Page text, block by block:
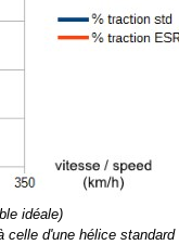
idéale)
celle d'une hélice standard